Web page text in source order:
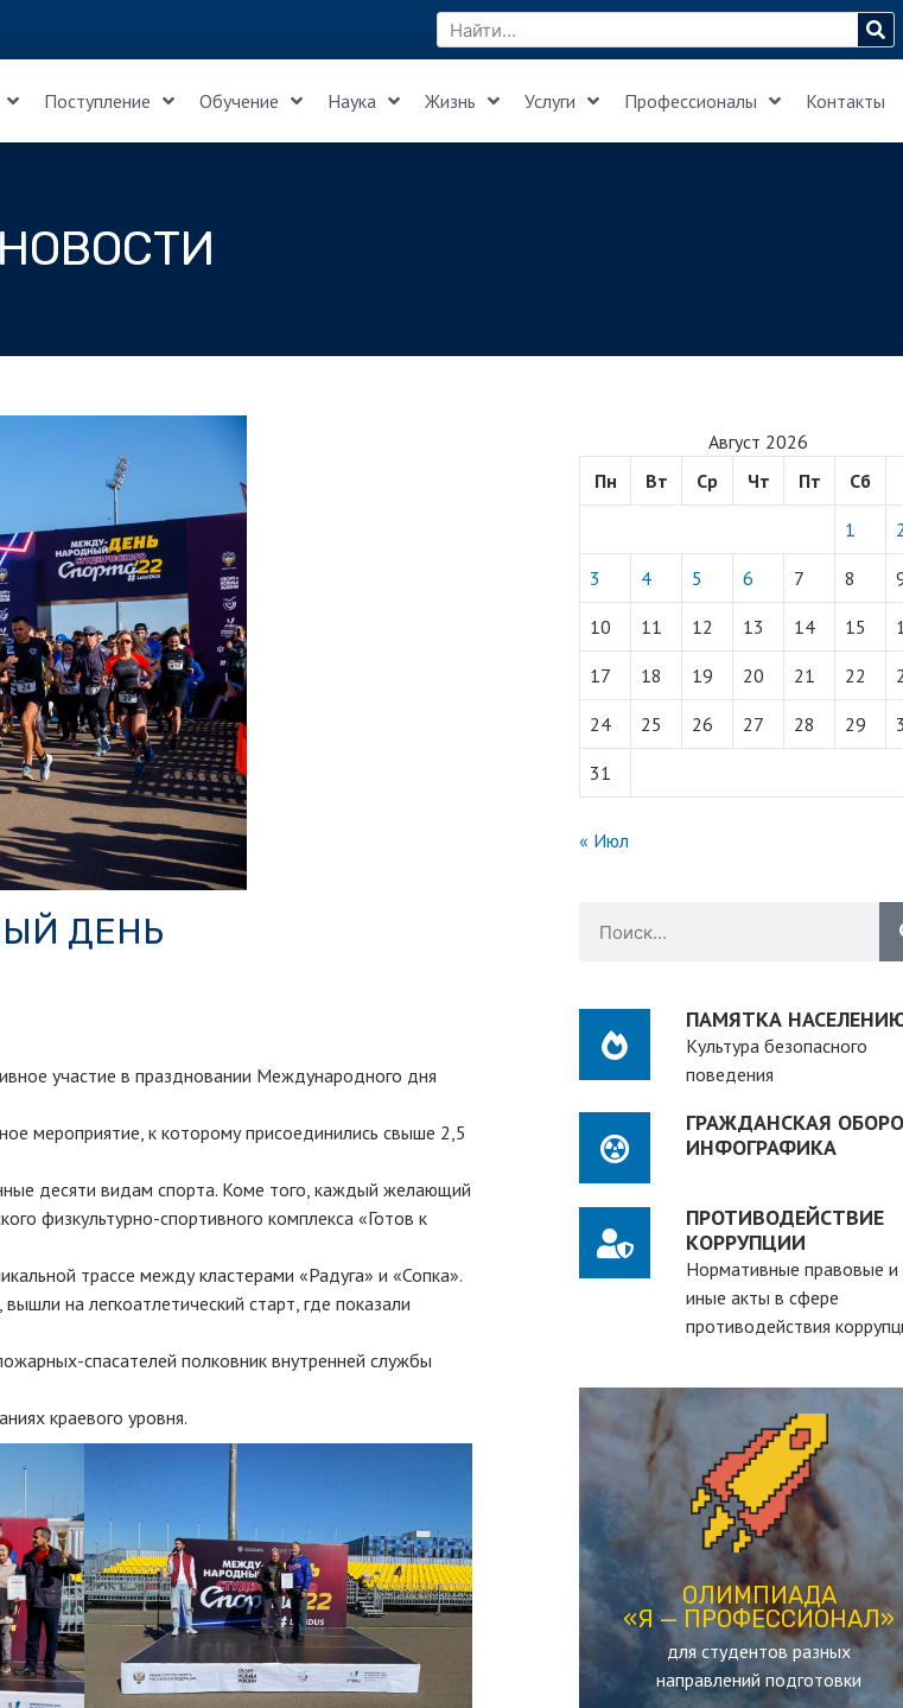
Поступление Обучение Наука Жизнь Услуги Профессионалы Контакты
НОВОСТИ
ДЕНЬ
участие в праздновании Международного дня
мероприятие, к которому присоединились свыше 2,5
десяти видам спорта. Коме того, каждый желающий
физкультурно-спортивного комплекса «Готов к
трассе между кластерами «Радуга» и «Сопка».
на легкоатлетический старт, где показали
спасателей полковник внутренней службы
краевого уровня.
Август 2026
Пн
Вт Ср Чт Пт Сб
1
3 4 5 6 7 8
10 11 12 13 14 15
17 18 19 20 21 22
24 25 26 27 28 29
31
« Июл
ПАМЯТКА
Культура безопасного
поведения
ГРАЖДАНСКАЯ
ИНФОГРАФИКА
ПРОТИВОДЕЙСТВИЕ
КОРРУПЦИИ
Нормативные правовые и
иные акты в сфере
противодействия
ОЛИМПИАДА
«Я — ПРОФЕССИОНАЛ»
для студентов разных
направлений подготовки
ОЛИМПИАДА
«Я — ПРОФЕССИОНАЛ»
студенческая олимпиада,
рассчитанная на действующих
студентов вузов
ПЕРЕЙТИ